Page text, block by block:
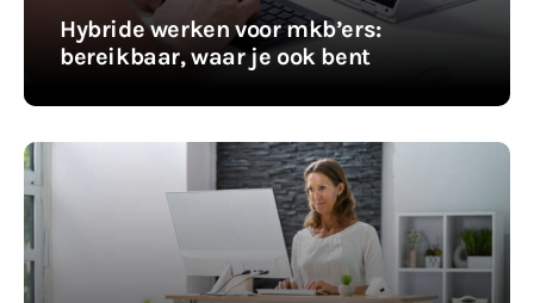
Starter
Hybride werken voor mkb’ers:
bereikbaar, waar je ook bent